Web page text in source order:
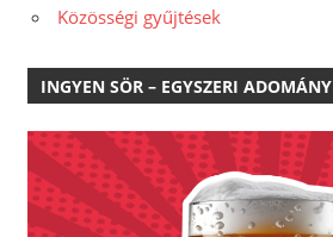
Közösségi gyűjtések
INGYEN SÖR – EGYSZERI ADOMÁNY